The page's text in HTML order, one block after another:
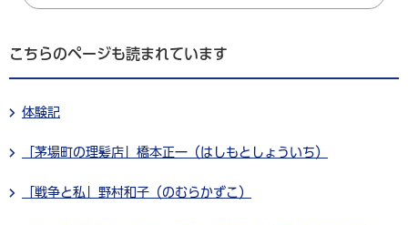
こちらのページも読まれています
体験記
「茅場町の理髪店」橋本正一（はしもとしょういち）
「戦争と私」野村和子（のむらかずこ）